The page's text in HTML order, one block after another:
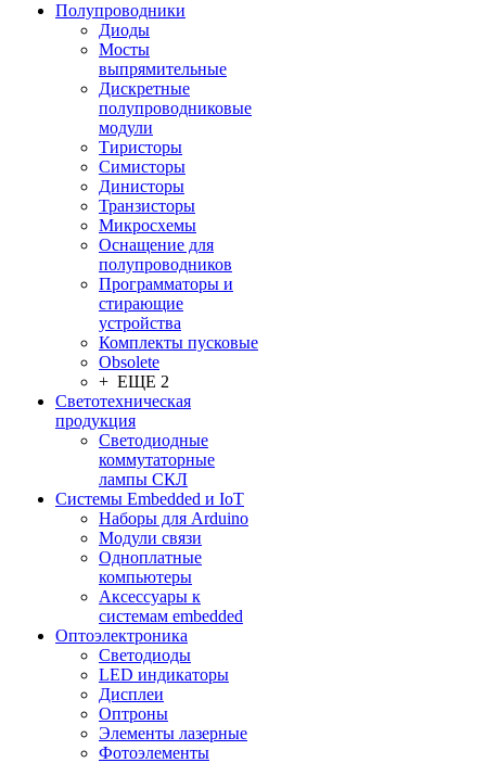
Полупроводники
Диоды
Мосты
выпрямительные
Дискретные
полупроводниковые
модули
Тиристоры
Симисторы
Динисторы
Транзисторы
Микросхемы
Оснащение для
полупроводников
Программаторы и
стирающие
устройства
Комплекты пусковые
Obsolete
+ ЕЩЕ 2
Светотехническая
продукция
Светодиодные
коммутаторные
лампы СКЛ
Системы Embedded и IoT
Наборы для Arduino
Модули связи
Одноплатные
компьютеры
Аксессуары к
системам embedded
Oптоэлектроника
Светодиоды
LED индикаторы
Дисплеи
Оптроны
Элементы лазерные
Фотоэлементы